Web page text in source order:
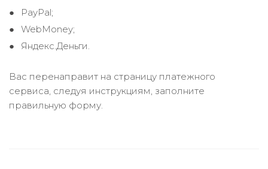
PayPal;
WebMoney;
Яндекс.Деньги.
Вас перенаправит на страницу платежного
сервиса, следуя инструкциям, заполните
правильную форму.